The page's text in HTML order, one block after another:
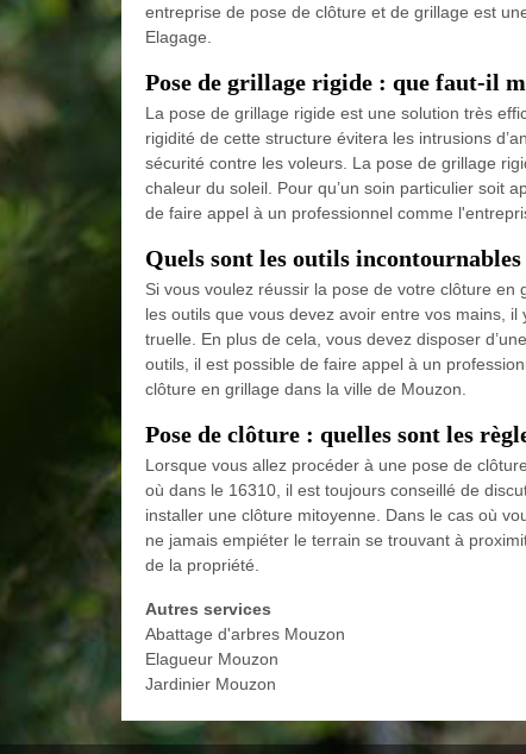
entreprise de pose de clôture et de grillage est
Elagage.
Pose de grillage rigide : que faut-il
La pose de grillage rigide est une solution très
rigidité de cette structure évitera les intrusions
sécurité contre les voleurs. La pose de grillage
chaleur du soleil. Pour qu’un soin particulier soit
de faire appel à un professionnel comme
Quels sont les outils
Si vous voulez réussir la pose de votre clôture
les outils que vous devez avoir entre vos mains,
truelle. En plus de cela, vous devez disposer
outils, il est possible de faire appel à un
clôture en grillage dans la ville de Mouzon.
Pose de clôture : quelles sont les
Lorsque vous allez procéder à une pose de
où dans le 16310, il est toujours conseillé de
installer une clôture mitoyenne. Dans le cas où
ne jamais empiéter le terrain se trouvant à
de la propriété.
Autres services
Abattage d'arbres Mouzon
Elagueur Mouzon
Jardinier Mouzon